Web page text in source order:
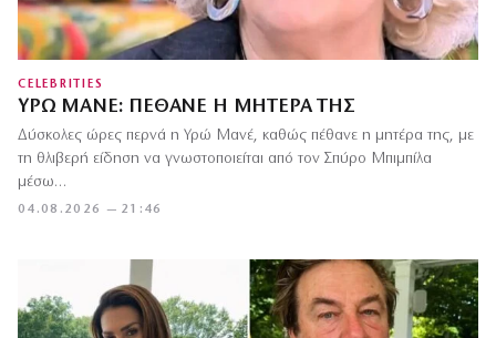
CELEBRITIES
ΥΡΏ ΜΑΝΈ: ΠΈΘΑΝΕ Η ΜΗΤΈΡΑ ΤΗΣ
04.08.2026 — 21:46
Δύσκολες ώρες περνά η Υρώ Μανέ, καθώς πέθανε η μητέρα της, με
τη θλιβερή είδηση να γνωστοποιείται από τον Σπύρο Μπιμπίλα
μέσω…